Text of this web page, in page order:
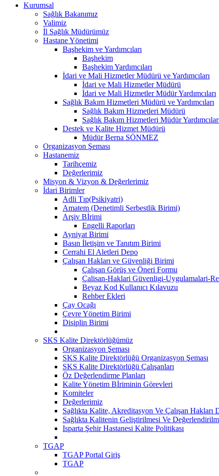
Kurumsal
Sağlık Bakanımız
Valimiz
İl Sağlık Müdürümüz
Hastane Yönetimi
Başhekim ve Yardımcıları
Başhekim
Başhekim Yardımcıları
İdari ve Mali Hizmetler Müdürü ve Yardımcıları
İdari ve Mali Hizmetler Müdürü
İdari ve Mali Hizmetler Müdür Yardımcıları
Sağlık Bakım Hizmetleri Müdürü ve Yardımcıları
Sağlık Bakım Hizmetleri Müdürü
Sağlık Bakım Hizmetleri Müdür
Destek ve Kalite Hizmet Müdürü
Müdür Berna SÖNMEZ
Organizasyon Şeması
Hastanemiz
Tarihçemiz
Değerlerimiz
Misyon & Vizyon & Değerlerimiz
İdari Birimler
Adli Tıp(Psikiyatri)
Amatem (Denetimli Serbestlik Birimi)
Arşiv Bİrimi
Engelli Raporları
Ayniyat Birimi
Basın İletişim ve Tanıtım Birimi
Cerrahi El Aletleri Depo
Çalışan Hakları ve Güvenliği Birimi
Çalışan Görüş ve Öneri Formu
Çalisan-Haklari Güvenligi-Uygulamalari-
Beyaz Kod Kullanıcı Kılavuzu
Rehber Ekleri
Çay Ocağı
Çevre Yönetim Birimi
Disiplin Birimi
SKS Kalite Direktörlüğümüz
Organizasyon Şeması
SKS Kalite Direktörlüğü Organizasyon Şeması
SKS Kalite Direktörlüğü Çalışanları
Öz Değerlendirme Planları
Kalite Yönetim Bİriminin Görevleri
Komiteler
Değerlerimiz
Sağlıkta Kalite, Akreditasyon Ve Çalışan Hakları
Sağlıkta Kalitenin Geliştirilmesi Ve
Isparta Şehir Hastanesi Kalite Politikası
TGAP
TGAP Portal Giriş
TGAP